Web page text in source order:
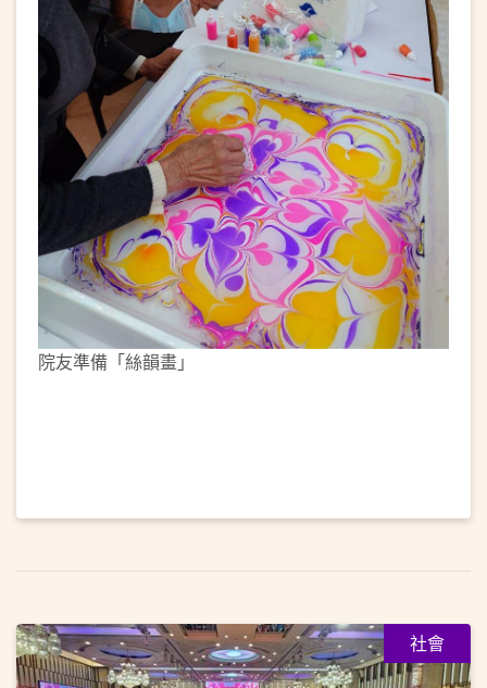
院友準備「絲韻畫」
社會